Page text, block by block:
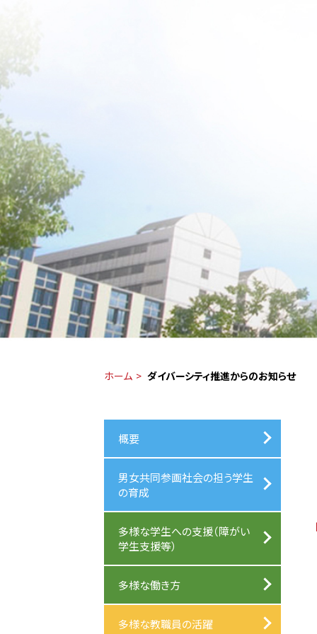
ホーム ダイバーシティ推進からのお知らせ
概要
男女共同参画社会の担う学生
の育成
多様な学生への支援（障がい
学生支援等）
多様な働き方
多様な教職員の活躍